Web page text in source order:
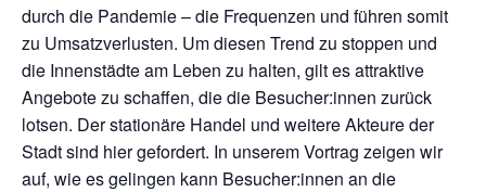
durch die Pandemie – die Frequenzen und führen somit
zu Umsatzverlusten. Um diesen Trend zu stoppen und
die Innenstädte am Leben zu halten, gilt es attraktive
Angebote zu schaffen, die die Besucher:innen zurück
lotsen. Der stationäre Handel und weitere Akteure der
Stadt sind hier gefordert. In unserem Vortrag zeigen wir
auf, wie es gelingen kann Besucher:innen an die